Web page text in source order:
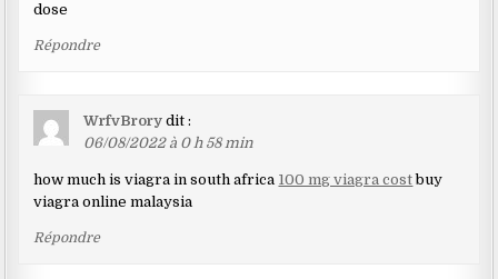
dose
Répondre
WrfvBrory dit :
06/08/2022 à 0 h 58 min
how much is viagra in south africa 100 mg viagra costbuy
viagra online malaysia
Répondre